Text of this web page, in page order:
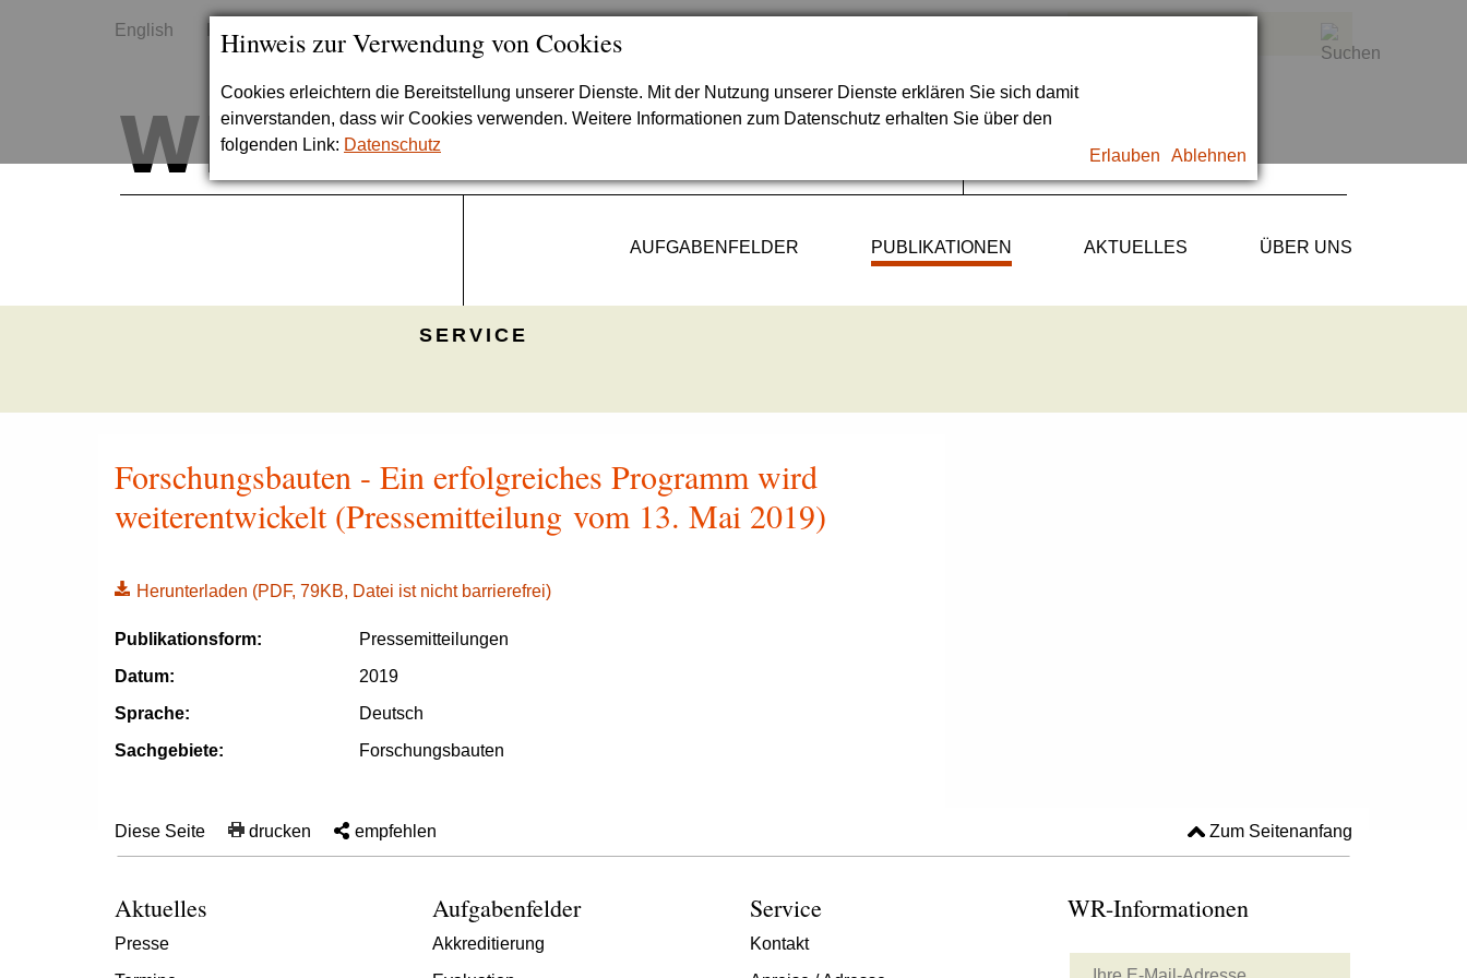
Hinweis zur Verwendung von Cookies
Cookies erleichtern die Bereitstellung unserer Dienste. Mit der Nutzung unserer Dienste erklären Sie sich damit
einverstanden, dass wir Cookies verwenden. Weitere Informationen zum Datenschutz erhalten Sie über den
folgenden Link: Datenschutz
Erlauben Ablehnen
English
AUFGABENFELDER PUBLIKATIONEN AKTUELLES ÜBER UNS
SERVICE
Forschungsbauten - Ein erfolgreiches Programm wird
weiterentwickelt (Pressemitteilung vom 13. Mai 2019)
Herunterladen (PDF, 79KB, Datei ist nicht barrierefrei)
Publikationsform:
Pressemitteilungen
Datum:
2019
Sprache:
Deutsch
Sachgebiete:
Forschungsbauten
Diese Seite drucken empfehlen Zum Seitenanfang
Aktuelles
Presse
Aufgabenfelder
Akkreditierung
Service
Kontakt
WR-Informationen